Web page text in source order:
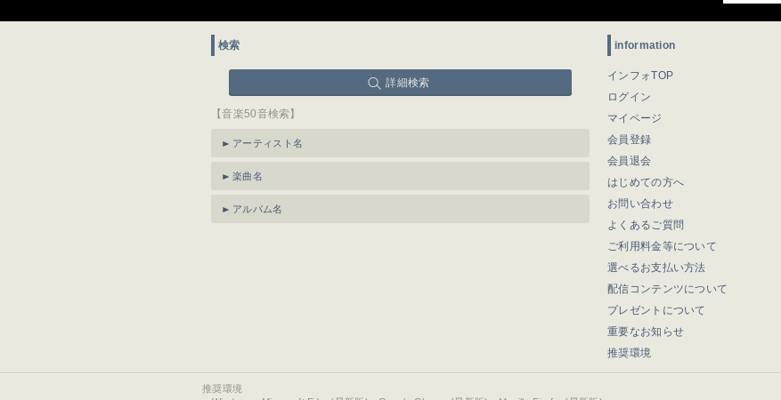
検索
詳細検索
【音楽50音検索】
アーティスト名
楽曲名
アルバム名
information
インフォTOP
ログイン
マイページ
会員登録
会員退会
はじめての方へ
お問い合わせ
よくあるご質問
ご利用料金等について
選べるお支払い方法
配信コンテンツについて
プレゼントについて
重要なお知らせ
推奨環境
推奨環境